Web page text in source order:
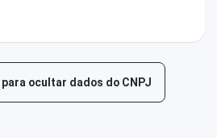
ocultar dados do CNPJ